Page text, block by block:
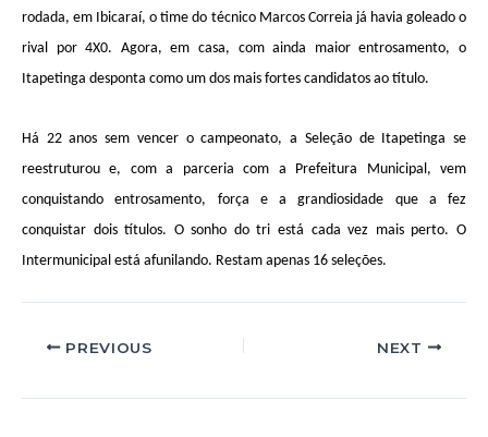
rodada, em Ibicaraí, o time do técnico Marcos Correia já havia goleado o
rival por 4X0. Agora, em casa, com ainda maior entrosamento, o
Itapetinga desponta como um dos mais fortes candidatos ao título.
Há 22 anos sem vencer o campeonato, a Seleção de Itapetinga se
reestruturou e, com a parceria com a Prefeitura Municipal, vem
conquistando entrosamento, força e a grandiosidade que a fez
conquistar dois títulos. O sonho do tri está cada vez mais perto. O
Intermunicipal está afunilando. Restam apenas 16 seleções.
PREVIOUS NEXT